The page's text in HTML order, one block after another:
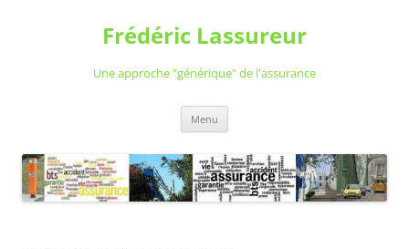
Frédéric Lassureur
Une approche "générique" de l'assurance
Menu